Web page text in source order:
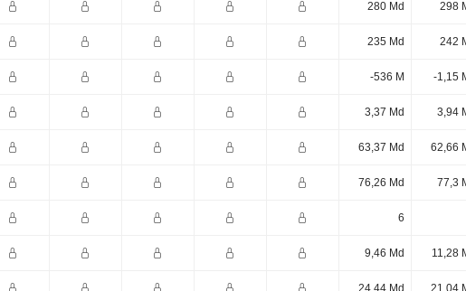
280 Md 298
235 Md 242
-536 M -1,15
3,37 Md 3,94
63,37 Md 62,66
76,26 Md 77,3
6
9,46 Md 11,28
24,44 Md 21,04